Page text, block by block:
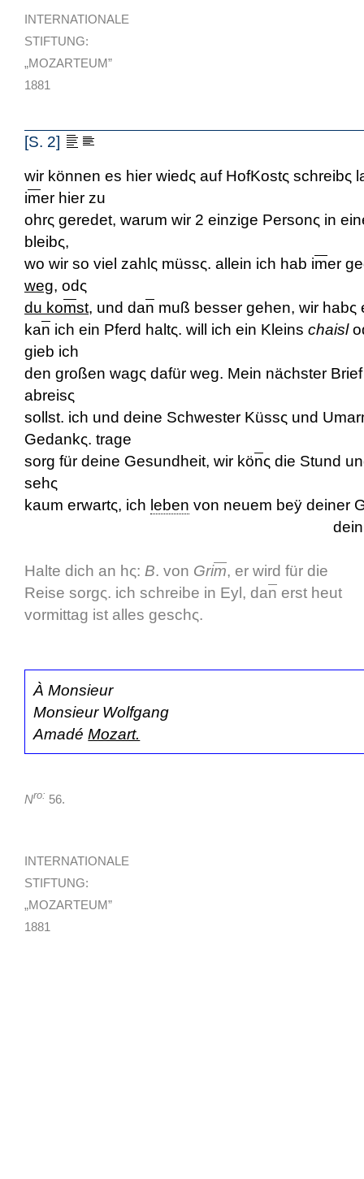
INTERNATIONALE
STIFTUNG:
„MOZARTEUM”
1881
[S. 2]
wir können es hier wiedς auf HofKostς schreibς
imer hier zu
ohrς geredet, warum wir 2 einzige Personς in
bleibς,
wo wir so viel zahlς müssς. allein ich hab imer
weg, odς
du komst, und dan muß besser gehen, wir habς
kan ich ein Pferd haltς. will ich ein Kleins chaisl
gieb ich
den großen wagς dafür weg. Mein nächster
abreisς
sollst. ich und deine Schwester Küssς und
Gedankς. trage
sorg für deine Gesundheit, wir könς die Stund
sehς
kaum erwartς, ich leben von neuem beÿ deiner
dein redlicher
Halte dich an hς: B. von Grim, er wird für die
Reise sorgς. ich schreibe in Eyl, dan erst heut
vormittag ist alles geschς.
À Monsieur
Monsieur Wolfgang
AmadéMozart.
Nro: 56.
INTERNATIONALE
STIFTUNG:
„MOZARTEUM”
1881